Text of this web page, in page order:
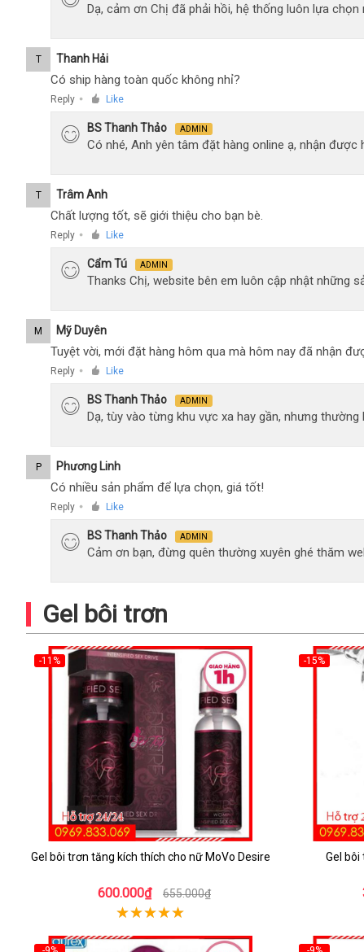
Dạ, cảm ơn Chị đã phải hồi, hệ thống luôn lựa
T Thanh Hải
Có ship hàng toàn quốc không nhỉ?
Reply ● Like
BS Thanh Thảo ADMIN
Có nhé, Anh yên tâm đặt hàng online ạ, nhận
T Trâm Anh
Chất lượng tốt, sẽ giới thiệu cho bạn bè.
Reply ● Like
Cẩm Tú ADMIN
Thanks Chị, website bên em luôn cập nhật những
M Mỹ Duyên
Tuyệt vời, mới đặt hàng hôm qua mà hôm nay đã nhận
Reply ● Like
BS Thanh Thảo ADMIN
Dạ, tùy vào từng khu vực xa hay gần, nhưng
P Phương Linh
Có nhiều sản phẩm để lựa chọn, giá tốt!
Reply ● Like
BS Thanh Thảo ADMIN
Cảm ơn bạn, đừng quên thường xuyên ghé thăm
Gel bôi trơn
-11%
Gel bôi trơn tăng kích thích cho nữ MoVo Desire
600.000₫ 655.000₫
-15%
Gel bôi